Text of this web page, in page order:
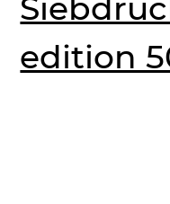
edition